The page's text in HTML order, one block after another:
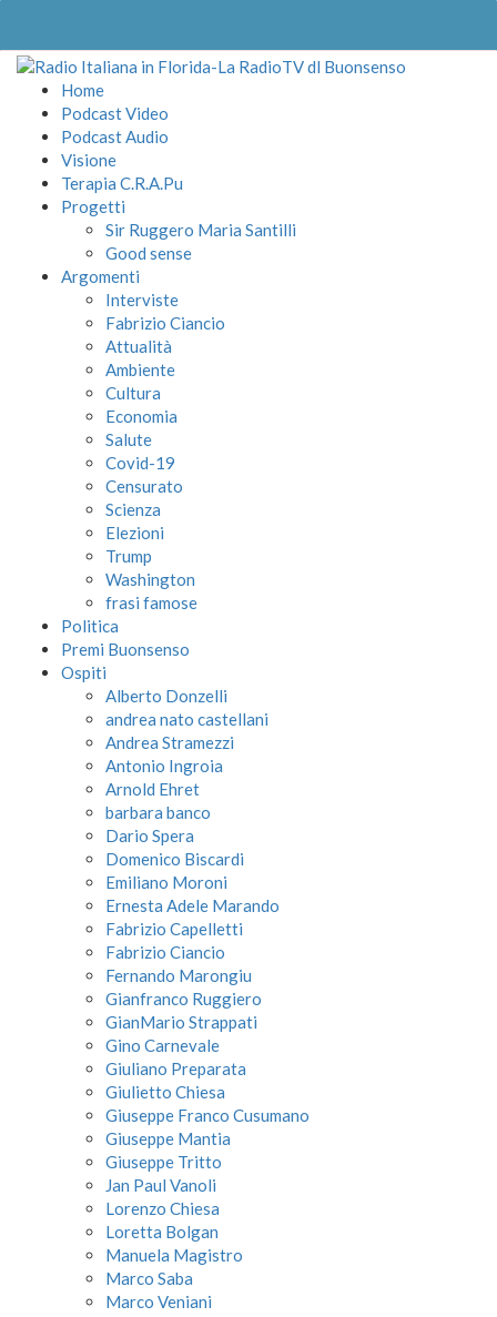
Home
Podcast Video
Podcast Audio
Visione
Terapia C.R.A.Pu
Progetti
Sir Ruggero Maria Santilli
Good sense
Argomenti
Interviste
Fabrizio Ciancio
Attualità
Ambiente
Cultura
Economia
Salute
Covid-19
Censurato
Scienza
Elezioni
Trump
Washington
frasi famose
Politica
Premi Buonsenso
Ospiti
Alberto Donzelli
andrea nato castellani
Andrea Stramezzi
Antonio Ingroia
Arnold Ehret
barbara banco
Dario Spera
Domenico Biscardi
Emiliano Moroni
Ernesta Adele Marando
Fabrizio Capelletti
Fabrizio Ciancio
Fernando Marongiu
Gianfranco Ruggiero
GianMario Strappati
Gino Carnevale
Giuliano Preparata
Giulietto Chiesa
Giuseppe Franco Cusumano
Giuseppe Mantia
Giuseppe Tritto
Jan Paul Vanoli
Lorenzo Chiesa
Loretta Bolgan
Manuela Magistro
Marco Saba
Marco Veniani